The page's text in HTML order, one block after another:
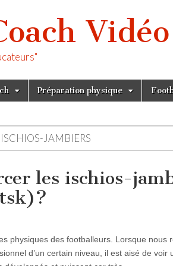
Vidéo
Préparation physique
JAMBIERS
les ischios-
physiques des footballeurs. Lorsque nous
d’un certain niveau, il est aisé de voir